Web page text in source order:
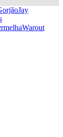
Jay
Warout